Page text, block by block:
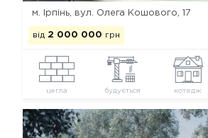
м. Ірпінь, вул. Олега Кошового, 17
від 2 000 000 грн
цегла будується котедж